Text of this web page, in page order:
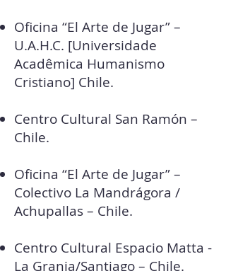
Oficina “El Arte de Jugar” –
U.A.H.C. [Universidade
Acadêmica Humanismo
Cristiano] Chile.
Centro Cultural San Ramón –
Chile.
Oficina “El Arte de Jugar” –
Colectivo La Mandrágora /
Achupallas – Chile.
Centro Cultural Espacio Matta -
La Granja/Santiago – Chile.